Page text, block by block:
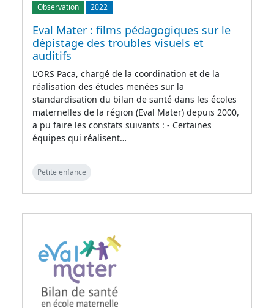
Observation 2022
Eval Mater : films pédagogiques sur le
dépistage des troubles visuels et
auditifs
L’ORS Paca, chargé de la coordination et de la
réalisation des études menées sur la
standardisation du bilan de santé dans les écoles
maternelles de la région (Eval Mater) depuis 2000,
a pu faire les constats suivants : - Certaines
équipes qui réalisent…
Petite enfance